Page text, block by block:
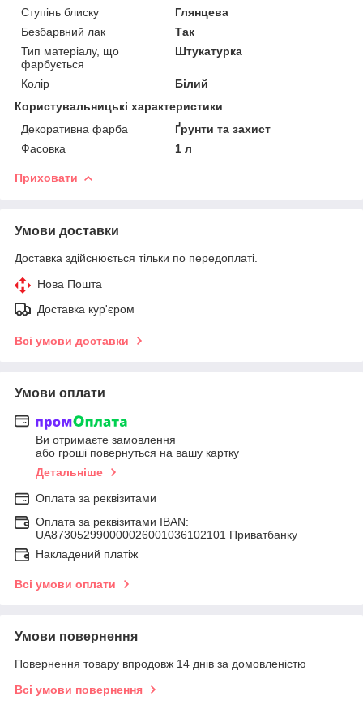
Ступінь блиску
Глянцева
Безбарвний лак
Так
Тип матеріалу, що
фарбується
Штукатурка
Колір
Білий
Користувальницькі характеристики
Декоративна фарба
Ґрунти та захист
Фасовка
1 л
Приховати
Умови доставки
Доставка здійснюється тільки по передоплаті.
Нова Пошта
Доставка кур'єром
Всі умови доставки
Умови оплати
Ви отримаєте замовлення
або гроші повернуться на вашу картку
Детальніше
Оплата за реквізитами
Оплата за реквізитами IBAN:
UA873052990000026001036102101 Приватбанку
Накладений платіж
Всі умови оплати
Умови повернення
Повернення товару впродовж 14 днів за домовленістю
Всі умови повернення